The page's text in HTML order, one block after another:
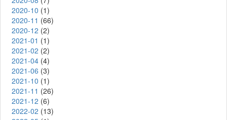
2020-10 (1)
2020-11 (66)
2020-12 (2)
2021-01 (1)
2021-02 (2)
2021-04 (4)
2021-06 (3)
2021-10 (1)
2021-11 (26)
2021-12 (6)
2022-02 (13)